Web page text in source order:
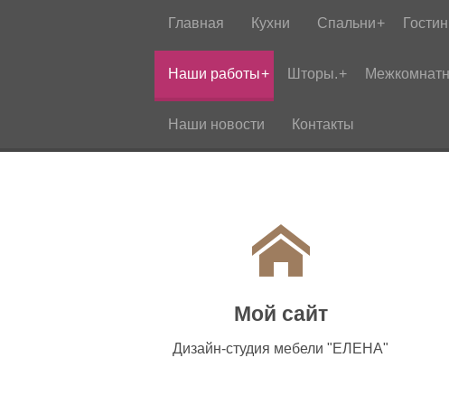
Главная Кухни Спальни
Наши работы Шторы.
Наши новости Контакты
Мой сайт
Дизайн-студия мебели "ЕЛЕНА"